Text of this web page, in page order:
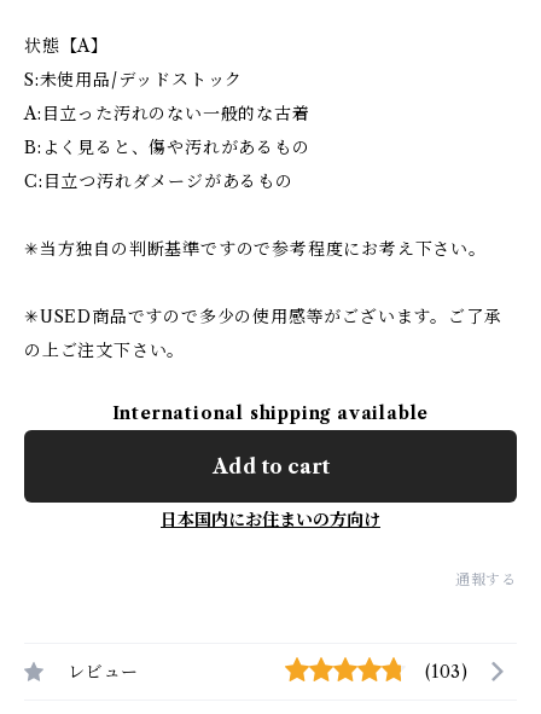
状態【A】
S:未使用品/デッドストック
A:目立った汚れのない一般的な古着
B:よく見ると、傷や汚れがあるもの
C:目立つ汚れダメージがあるもの
✳︎当方独自の判断基準ですので参考程度にお考え下さい。
✳︎USED商品ですので多少の使用感等がございます。ご了承
の上ご注文下さい。
International shipping available
Add to cart
日本国内にお住まいの方向け
通報する
レビュー (103)